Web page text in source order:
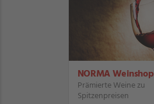
NORMA Weinshop
Prämierte Weine zu
Spitzenpreisen